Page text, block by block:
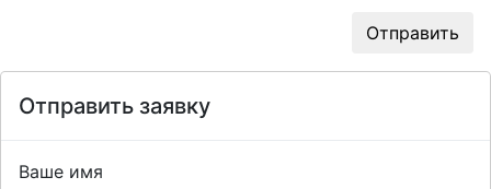
Отправить
Отправить заявку
Ваше имя